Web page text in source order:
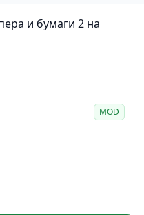
поп-культуру, что
для фанатов
игре представлено
из которых имеет
и бумаги 2 на
MOD